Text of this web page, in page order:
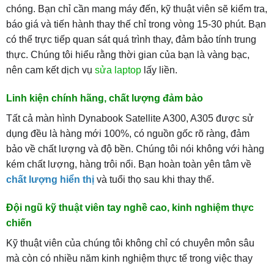
chóng. Bạn chỉ cần mang máy đến, kỹ thuật viên sẽ kiểm tra,
báo giá và tiến hành thay thế chỉ trong vòng 15-30 phút. Bạn
có thể trực tiếp quan sát quá trình thay, đảm bảo tính trung
thực. Chúng tôi hiểu rằng thời gian của bạn là vàng bạc,
nên cam kết dịch vụ sửa laptoplấy liền.
Linh kiện chính hãng, chất lượng đảm bảo
Tất cả màn hình Dynabook Satellite A300, A305 được sử
dụng đều là hàng mới 100%, có nguồn gốc rõ ràng, đảm
bảo về chất lượng và độ bền. Chúng tôi nói không với hàng
kém chất lượng, hàng trôi nổi. Bạn hoàn toàn yên tâm về
chất lượng hiển thịvà tuổi thọ sau khi thay thế.
Đội ngũ kỹ thuật viên tay nghề cao, kinh nghiệm thực
chiến
Kỹ thuật viên của chúng tôi không chỉ có chuyên môn sâu
mà còn có nhiều năm kinh nghiệm thực tế trong việc thay